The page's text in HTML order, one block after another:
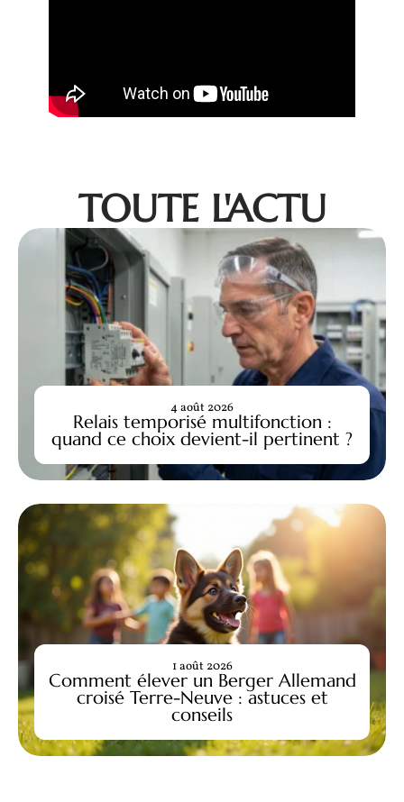
TOUTE L'ACTU
Relais temporisé multifonction :
quand ce choix devient-il pertinent ?
4 août 2026
Comment élever un Berger Allemand
croisé Terre-Neuve : astuces et
conseils
1 août 2026